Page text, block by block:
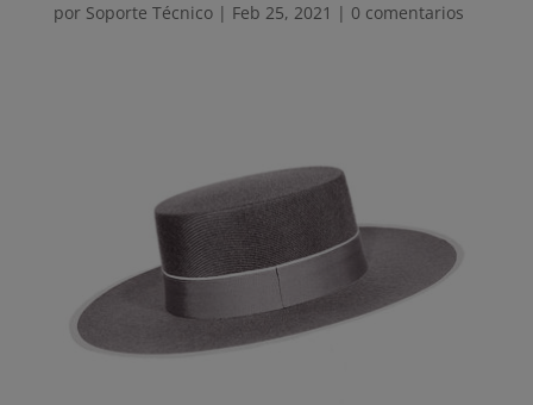
por Soporte Técnico| Feb 25, 2021 | 0 comentarios